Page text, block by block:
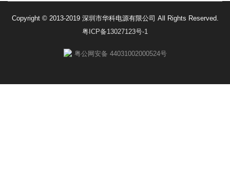
Copyright © 2013-2019 深圳市华科电源有限公司 All Rights Reserved.
粤ICP备13027123号-1
粤公网安备 44031002000524号